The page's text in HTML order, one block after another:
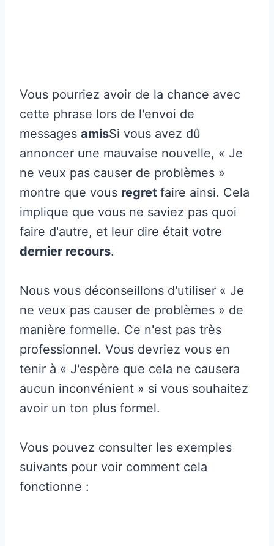
Vous pourriez avoir de la chance avec
cette phrase lors de l'envoi de
messages amisSi vous avez dû
annoncer une mauvaise nouvelle, « Je
ne veux pas causer de problèmes »
montre que vous regret faire ainsi. Cela
implique que vous ne saviez pas quoi
faire d'autre, et leur dire était votre
dernier recours.
Nous vous déconseillons d'utiliser « Je
ne veux pas causer de problèmes » de
manière formelle. Ce n'est pas très
professionnel. Vous devriez vous en
tenir à « J'espère que cela ne causera
aucun inconvénient » si vous souhaitez
avoir un ton plus formel.
Vous pouvez consulter les exemples
suivants pour voir comment cela
fonctionne :